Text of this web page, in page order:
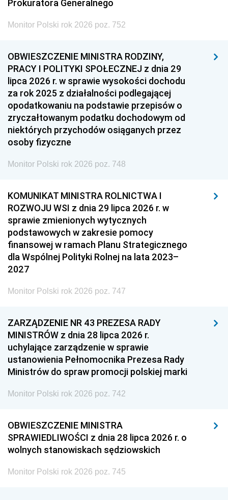
Prokuratora Generalnego
Monitor Polski rok 2026 poz. 752
OBWIESZCZENIE MINISTRA RODZINY,
PRACY I POLITYKI SPOŁECZNEJ z dnia 29
lipca 2026 r. w sprawie wysokości dochodu
za rok 2025 z działalności podlegającej
opodatkowaniu na podstawie przepisów o
zryczałtowanym podatku dochodowym od
niektórych przychodów osiąganych przez
osoby fizyczne
Monitor Polski rok 2026 poz. 748
KOMUNIKAT MINISTRA ROLNICTWA I
ROZWOJU WSI z dnia 29 lipca 2026 r. w
sprawie zmienionych wytycznych
podstawowych w zakresie pomocy
finansowej w ramach Planu Strategicznego
dla Wspólnej Polityki Rolnej na lata 2023–
2027
Monitor Polski rok 2026 poz. 747
ZARZĄDZENIE NR 43 PREZESA RADY
MINISTRÓW z dnia 28 lipca 2026 r.
uchylające zarządzenie w sprawie
ustanowienia Pełnomocnika Prezesa Rady
Ministrów do spraw promocji polskiej marki
Monitor Polski rok 2026 poz. 742
OBWIESZCZENIE MINISTRA
SPRAWIEDLIWOŚCI z dnia 28 lipca 2026 r. o
wolnych stanowiskach sędziowskich
Monitor Polski rok 2026 poz. 745